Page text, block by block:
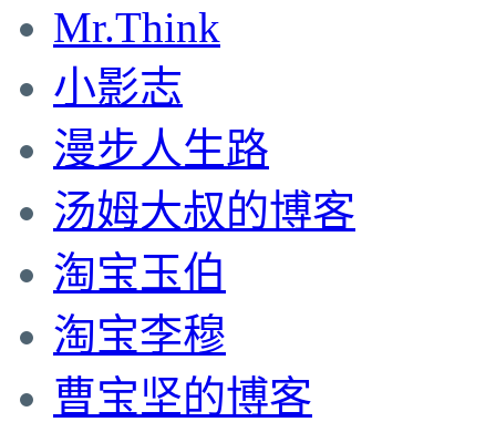
Mr.Think
小影志
漫步人生路
汤姆大叔的博客
淘宝玉伯
淘宝李穆
曹宝坚的博客